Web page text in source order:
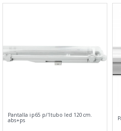
Pantalla ip65 p/1tubo led 120cm.
abs+ps